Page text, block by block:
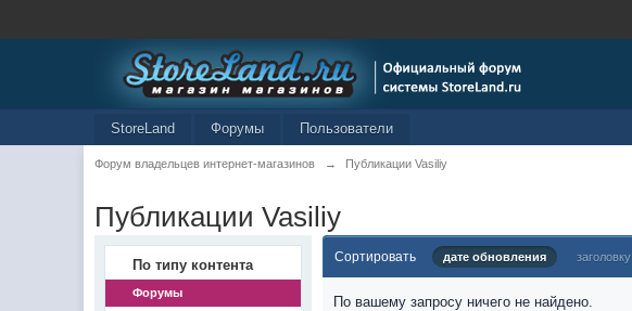
StoreLand Форумы Пользователи
Форум владельцев интернет-магазинов → Публикации Vasiliy
Публикации Vasiliy
По типу контента
Форумы
Сортировать дате обновления заголовку
По вашему запросу ничего не найдено.